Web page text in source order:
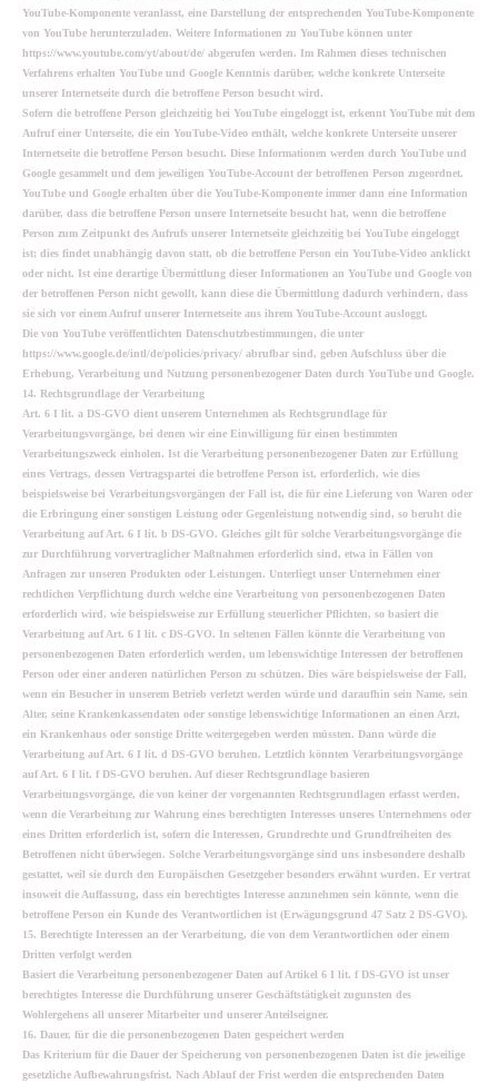
YouTube-Komponente veranlasst, eine Darstellung der entsprechenden YouTube-Komponente
von YouTube herunterzuladen. Weitere Informationen zu YouTube können unter
https://www.youtube.com/yt/about/de/ abgerufen werden. Im Rahmen dieses technischen
Verfahrens erhalten YouTube und Google Kenntnis darüber, welche konkrete Unterseite
unserer Internetseite durch die betroffene Person besucht wird.
Sofern die betroffene Person gleichzeitig bei YouTube eingeloggt ist, erkennt YouTube mit dem
Aufruf einer Unterseite, die ein YouTube-Video enthält, welche konkrete Unterseite unserer
Internetseite die betroffene Person besucht. Diese Informationen werden durch YouTube und
Google gesammelt und dem jeweiligen YouTube-Account der betroffenen Person zugeordnet.
YouTube und Google erhalten über die YouTube-Komponente immer dann eine Information
darüber, dass die betroffene Person unsere Internetseite besucht hat, wenn die betroffene
Person zum Zeitpunkt des Aufrufs unserer Internetseite gleichzeitig bei YouTube eingeloggt
ist; dies findet unabhängig davon statt, ob die betroffene Person ein YouTube-Video anklickt
oder nicht. Ist eine derartige Übermittlung dieser Informationen an YouTube und Google von
der betroffenen Person nicht gewollt, kann diese die Übermittlung dadurch verhindern, dass
sie sich vor einem Aufruf unserer Internetseite aus ihrem YouTube-Account ausloggt.
Die von YouTube veröffentlichten Datenschutzbestimmungen, die unter
https://www.google.de/intl/de/policies/privacy/ abrufbar sind, geben Aufschluss über die
Erhebung, Verarbeitung und Nutzung personenbezogener Daten durch YouTube und Google.
14. Rechtsgrundlage der Verarbeitung
Art. 6 I lit. a DS-GVO dient unserem Unternehmen als Rechtsgrundlage für
Verarbeitungsvorgänge, bei denen wir eine Einwilligung für einen bestimmten
Verarbeitungszweck einholen. Ist die Verarbeitung personenbezogener Daten zur Erfüllung
eines Vertrags, dessen Vertragspartei die betroffene Person ist, erforderlich, wie dies
beispielsweise bei Verarbeitungsvorgängen der Fall ist, die für eine Lieferung von Waren oder
die Erbringung einer sonstigen Leistung oder Gegenleistung notwendig sind, so beruht die
Verarbeitung auf Art. 6 I lit. b DS-GVO. Gleiches gilt für solche Verarbeitungsvorgänge die
zur Durchführung vorvertraglicher Maßnahmen erforderlich sind, etwa in Fällen von
Anfragen zur unseren Produkten oder Leistungen. Unterliegt unser Unternehmen einer
rechtlichen Verpflichtung durch welche eine Verarbeitung von personenbezogenen Daten
erforderlich wird, wie beispielsweise zur Erfüllung steuerlicher Pflichten, so basiert die
Verarbeitung auf Art. 6 I lit. c DS-GVO. In seltenen Fällen könnte die Verarbeitung von
personenbezogenen Daten erforderlich werden, um lebenswichtige Interessen der betroffenen
Person oder einer anderen natürlichen Person zu schützen. Dies wäre beispielsweise der Fall,
wenn ein Besucher in unserem Betrieb verletzt werden würde und daraufhin sein Name, sein
Alter, seine Krankenkassendaten oder sonstige lebenswichtige Informationen an einen Arzt,
ein Krankenhaus oder sonstige Dritte weitergegeben werden müssten. Dann würde die
Verarbeitung auf Art. 6 I lit. d DS-GVO beruhen. Letztlich könnten Verarbeitungsvorgänge
auf Art. 6 I lit. f DS-GVO beruhen. Auf dieser Rechtsgrundlage basieren
Verarbeitungsvorgänge, die von keiner der vorgenannten Rechtsgrundlagen erfasst werden,
wenn die Verarbeitung zur Wahrung eines berechtigten Interesses unseres Unternehmens oder
eines Dritten erforderlich ist, sofern die Interessen, Grundrechte und Grundfreiheiten des
Betroffenen nicht überwiegen. Solche Verarbeitungsvorgänge sind uns insbesondere deshalb
gestattet, weil sie durch den Europäischen Gesetzgeber besonders erwähnt wurden. Er vertrat
insoweit die Auffassung, dass ein berechtigtes Interesse anzunehmen sein könnte, wenn die
betroffene Person ein Kunde des Verantwortlichen ist (Erwägungsgrund 47 Satz 2 DS-GVO).
15. Berechtigte Interessen an der Verarbeitung, die von dem Verantwortlichen oder einem
Dritten verfolgt werden
Basiert die Verarbeitung personenbezogener Daten auf Artikel 6 I lit. f DS-GVO ist unser
berechtigtes Interesse die Durchführung unserer Geschäftstätigkeit zugunsten des
Wohlergehens all unserer Mitarbeiter und unserer Anteilseigner.
16. Dauer, für die die personenbezogenen Daten gespeichert werden
Das Kriterium für die Dauer der Speicherung von personenbezogenen Daten ist die jeweilige
gesetzliche Aufbewahrungsfrist. Nach Ablauf der Frist werden die entsprechenden Daten